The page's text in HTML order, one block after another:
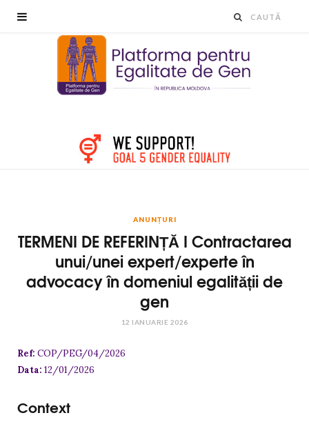
ANUNȚURI
TERMENI DE REFERINȚĂ I Contractarea
unui/unei expert/experte în
advocacy în domeniul egalității de
gen
12 IANUARIE 2026
Ref: COP/PEG/04/2026
Data: 12/01/2026
Context